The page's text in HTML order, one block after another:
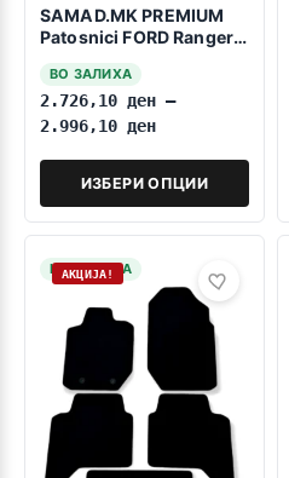
SAMAD.MK PREMIUM
Patosnici FORD Ranger
ВО ЗАЛИХА
2.726,10 ден –
2.996,10 ден
ИЗБЕРИ ОПЦИИ
НА ЗАЛИХА
АКЦИЈА!